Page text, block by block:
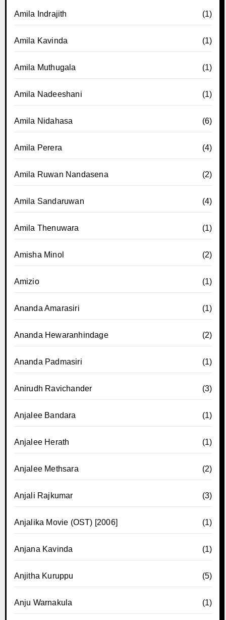
Amila Indrajith (1)
Amila Kavinda (1)
Amila Muthugala (1)
Amila Nadeeshani (1)
Amila Nidahasa (6)
Amila Perera (4)
Amila Ruwan Nandasena (2)
Amila Sandaruwan (4)
Amila Thenuwara (1)
Amisha Minol (2)
Amizio (1)
Ananda Amarasiri (1)
Ananda Hewaranhindage (2)
Ananda Padmasiri (1)
Anirudh Ravichander (3)
Anjalee Bandara (1)
Anjalee Herath (1)
Anjalee Methsara (2)
Anjali Rajkumar (3)
Anjalika Movie (OST) [2006] (1)
Anjana Kavinda (1)
Anjitha Kuruppu (5)
Anju Warnakula (1)